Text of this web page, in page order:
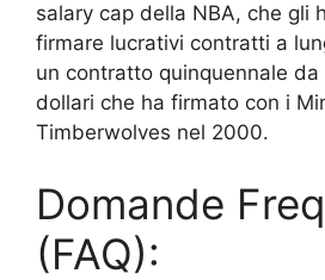
salary cap della NBA, che gli
firmare lucrativi contratti a
un contratto quinquennale
dollari che ha firmato con i
Timberwolves nel 2000.
Domande
(FAQ):